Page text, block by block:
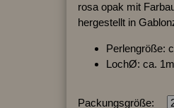
rosa opak mit
hergestellt in
Perlengröße:
LochØ: ca.
Packungsgröße: